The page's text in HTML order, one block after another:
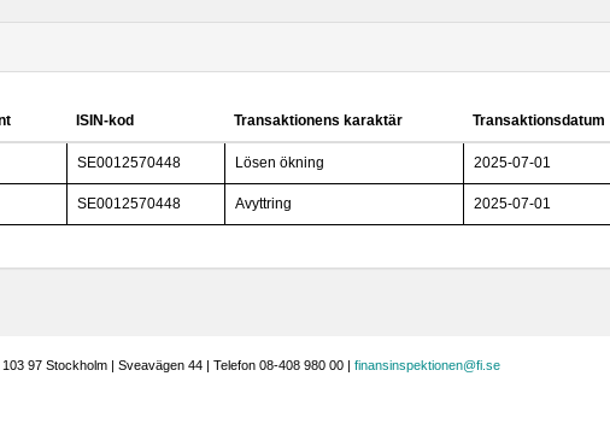
ISIN-kod Transaktionens karaktär Transaktionsdatum
SE0012570448 Lösen ökning 2025-07-01
SE0012570448 Avyttring 2025-07-01
97 Stockholm | Sveavägen 44 | Telefon 08-408 980 00 | finansinspektionen@fi.se